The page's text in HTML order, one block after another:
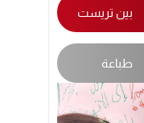
بين تريست
طباعة